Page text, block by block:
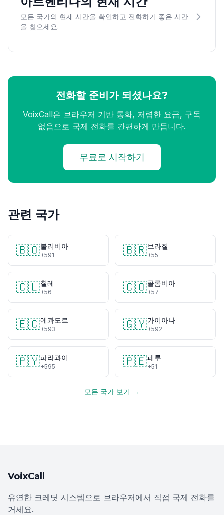
모든 국가의 현재 시간을 확인하고 전화하기 좋은 시간
을 찾으세요.
전화할 준비가 되셨나요?
VoixCall은 브라우저 기반 통화, 저렴한 요금, 구독
없음으로 국제 전화를 간편하게 만듭니다.
무료로 시작하기
관련 국가
🇧🇴볼리비아
+591 🇧🇷브라질
+55
🇨🇱칠레
+56 🇨🇴콜롬비아
+57
🇪🇨에콰도르
+593 🇬🇾가이아나
+592
🇵🇾파라과이
+595 🇵🇪페루
+51
모든 국가 보기 →
VoixCall
유연한 크레딧 시스템으로 브라우저에서 직접 국제 전화를
거세요.